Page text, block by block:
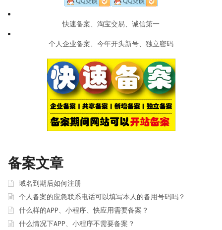
快速备案、淘宝交易、诚信第一
个人企业备案、今年开头新号、独立密码
备案文章
域名到期后如何注册
个人备案的应急联系电话可以填写本人的备用号码吗？
什么样的APP、小程序、快应用需要备案？
什么情况下APP、小程序不需要备案？